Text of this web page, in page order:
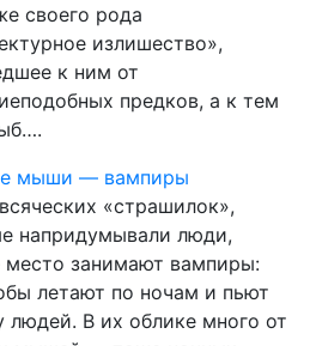
своего рода
излишество»,
к ним от
предков, а к тем
мыши — вампиры
«страшилок»,
напридумывали люди,
место занимают вампиры:
летают по ночам и пьют
людей. В их облике много от